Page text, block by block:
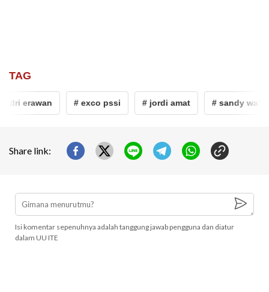
TAG
erawan # exco pssi # jordi amat # sandy walsh
Share link:
Isi komentar sepenuhnya adalah tanggung jawab pengguna dan diatur
dalam UU ITE